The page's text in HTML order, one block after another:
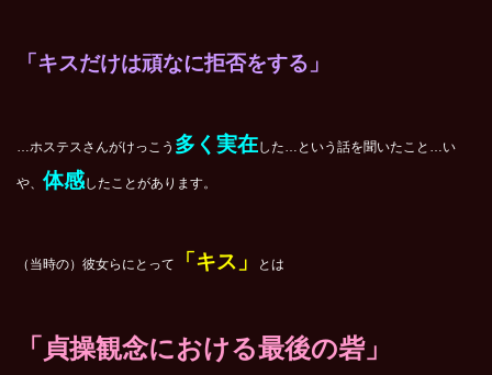
「キスだけは頑なに拒否をする」
…ホステスさんがけっこう 多く実在した…という話を聞いたこと…い
や、 体感したことがあります。
（当時の）彼女らにとって 「キス」 とは
「貞操観念における最後の砦」